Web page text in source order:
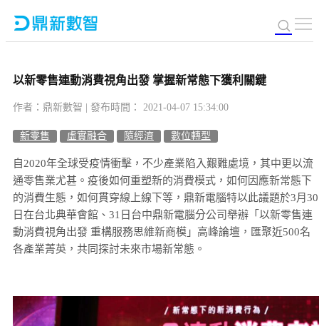
以新零售連動消費視角出發 掌握新常態下獲利關鍵
作者：鼎新數智 | 發布時間： 2021-04-07 15:34:00
新零售 虛實融合 隨經濟 數位轉型
自2020年全球受疫情衝擊，不少產業陷入艱難處境，其中更以流
通零售業尤甚。疫後如何重塑新的消費模式，如何因應新常態下
的消費生態，如何貫穿線上線下等，鼎新電腦特以此議題於3月30
日在台北典華會館、31日台中鼎新電腦分公司舉辦「以新零售連
動消費視角出發 重構服務思維新商模」高峰論壇，匯聚近500名
各產業菁英，共同探討未來市場新常態。